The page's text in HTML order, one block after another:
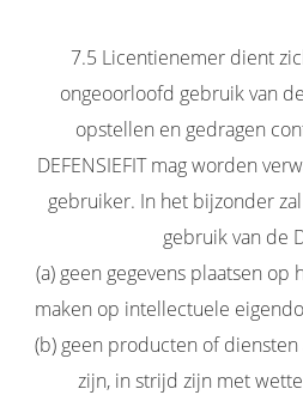
7.5 Licentienemer dient
ongeoorloofd gebruik van
opstellen en gedragen
DEFENSIEFIT mag worden
gebruiker. In het bijzonder
gebruik van de
(a) geen gegevens plaatsen
maken op intellectuele
(b) geen producten of
zijn, in strijd zijn met